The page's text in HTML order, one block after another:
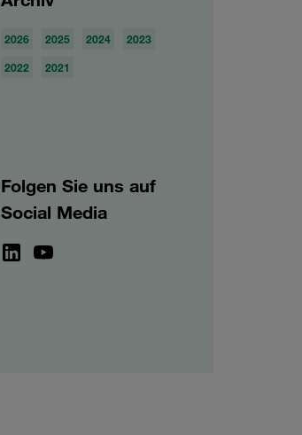
2026 2025 2024
2023
2022
2021
Folgen Sie uns auf
Social Media